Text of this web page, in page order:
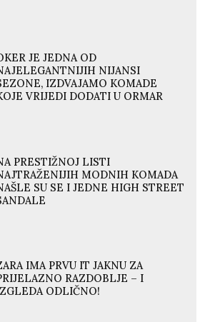
JE JEDNA OD
NIJANSI
IZDVAJAMO KOMADE
VRIJEDI DODATI U ORMAR
PRESTIŽNOJ LISTI
MODNIH KOMADA
SU SE I JEDNE HIGH STREET
IMA PRVU IT JAKNU ZA
RAZDOBLJE – I
ODLIČNO!